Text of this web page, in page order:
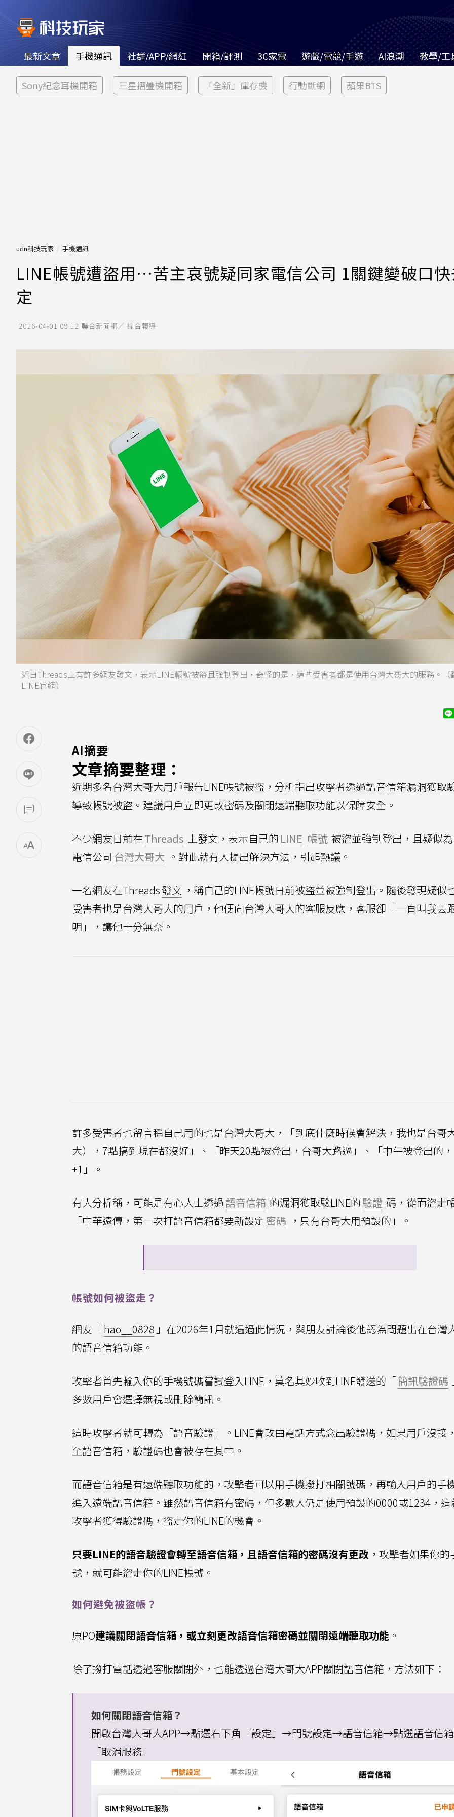
最新文章 手機通訊 社群/APP/網紅 開箱/評測 3C家電 遊戲/電競/手遊 AI浪潮 教學/工
Sony紀念耳機開箱 三星摺疊機開箱 「全新」庫存機 行動斷網 蘋果BTS
udn科技玩家 手機通訊
LINE帳號遭盜用…苦主哀號疑同家電信公司 1關鍵變破口
定
2026-04-01 09:12 聯合新聞網／ 綜合報導
近日Threads上有許多網友發文，表示LINE帳號被盜且強制登出，奇怪的是，這些受害者都是使用台灣大哥大的服務。（
LINE官網）
AI摘要
文章摘要整理：
近期多名台灣大哥大用戶報告LINE帳號被盜，分析指出攻擊者透過語音信箱漏洞獲取
導致帳號被盜。建議用戶立即更改密碼及關閉遠端聽取功能以保障安全。
不少網友日前在Threads 上發文，表示自己的 LINE 帳號 被盜並強制登出，且疑似
電信公司 台灣大哥大 。對此就有人提出解決方法，引起熱議。
一名網友在Threads發文 ，稱自己的LINE帳號日前被盜並被強制登出。隨後發現疑似
受害者也是台灣大哥大的用戶，他便向台灣大哥大的客服反應，客服卻「一直叫我去
明」，讓他十分無奈。
許多受害者也留言稱自己用的也是台灣大哥大，「到底什麼時候會解決，我也是台哥
大），7點搞到現在都沒好」、「昨天20點被登出，台哥大路過」、「中午被登出的
+1」。
有人分析稱，可能是有心人士透過語音信箱 的漏洞獲取驗LINE的驗證 碼，從而盜走
「中華遠傳，第一次打語音信箱都要新設定 密碼 ，只有台哥大用預設的」。
帳號如何被盜走？
網友「hao__0828 」在2026年1月就遇過此情況，與朋友討論後他認為問題出在台灣
的語音信箱功能。
攻擊者首先輸入你的手機號碼嘗試登入LINE，莫名其妙收到LINE發送的「簡訊驗證碼
多數用戶會選擇無視或刪除簡訊。
這時攻擊者就可轉為「語音驗證」。LINE會改由電話方式念出驗證碼，如果用戶沒接
至語音信箱，驗證碼也會被存在其中。
而語音信箱是有遠端聽取功能的，攻擊者可以用手機撥打相關號碼，再輸入用戶的手
進入遠端語音信箱。雖然語音信箱有密碼，但多數人仍是使用預設的0000或1234，
攻擊者獲得驗證碼，盜走你的LINE的機會。
只要LINE的語音驗證會轉至語音信箱，且語音信箱的密碼沒有更改 ，攻擊者如果你的
號，就可能盜走你的LINE帳號。
如何避免被盜帳？
原PO建議關閉語音信箱，或立刻更改語音信箱密碼並關閉遠端聽取功能 。
除了撥打電話透過客服關閉外，也能透過台灣大哥大APP關閉語音信箱，方法如下：
如何關閉語音信箱？
開啟台灣大哥大APP→點選右下角「設定」→門號設定→語音信箱→點選語音信箱
「取消服務」